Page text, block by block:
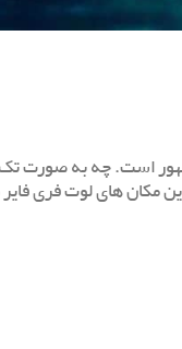
است. چه به صورت
های لوت فری فایر